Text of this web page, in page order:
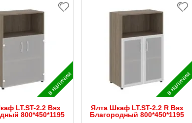
в наличии
LT.ST-2.2 Вяз
800*450*1195
в наличии
Ялта Шкаф LT.ST-2.2 R Вяз
Благородный 800*450*1195